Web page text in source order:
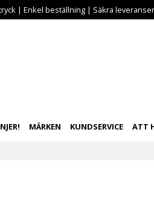
| Enkel beställning | Säkra
MÄRKEN KUNDSERVICE ATT